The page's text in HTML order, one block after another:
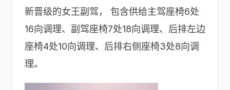
新晋级的⼥王副驾， 包含供给主驾座椅6处
16向调理、副驾座椅7处18向调理、后排左边
座椅4处10向调理、后排右侧座椅3处8向调
理。